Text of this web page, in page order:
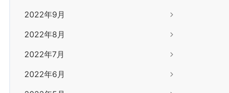
2022年9月
2022年8月
2022年7月
2022年6月